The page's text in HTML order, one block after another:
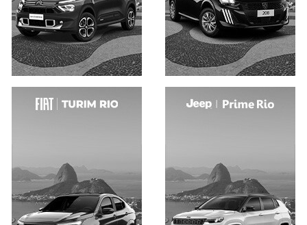
Saiba mais Saiba mais